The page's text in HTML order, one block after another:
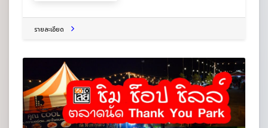
รายละเอียด